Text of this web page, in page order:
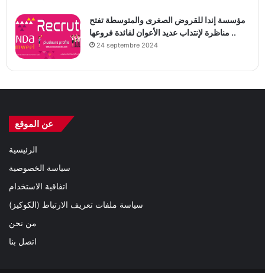
مؤسسة إندا للقروض الصغرى والمتوسطة تفتح
مناظرة لإنتداب عديد الأعوان لفائدة فروعها ..
24 septembre 2024
عن الموقع
الرئيسية
سياسة الخصوصية
اتفاقية الاستخدام
سياسة ملفات تعريف الارتباط (الكوكيز)
من نحن
اتصل بنا